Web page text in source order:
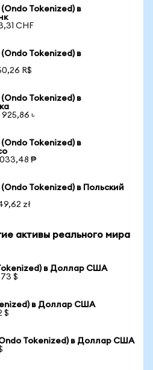
Tokenized) в
CHF
Tokenized) в
R$
Tokenized) в
৳
Tokenized) в
033,48 ₱
Tokenized) в Польский
zł
активы реального мира
в Доллар США
$
в Доллар США
$
Tokenized) в Доллар США